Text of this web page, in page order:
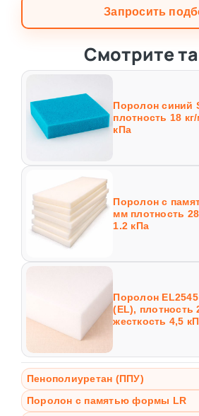
Запросить
Смотрите
Поролон синий
плотность 18
кПа
Поролон с
мм плотность
1.2 кПа
Поролон
(EL), плотность
жесткость 4,5
Пенополиуретан (ППУ)
Поролон с памятью формы LR